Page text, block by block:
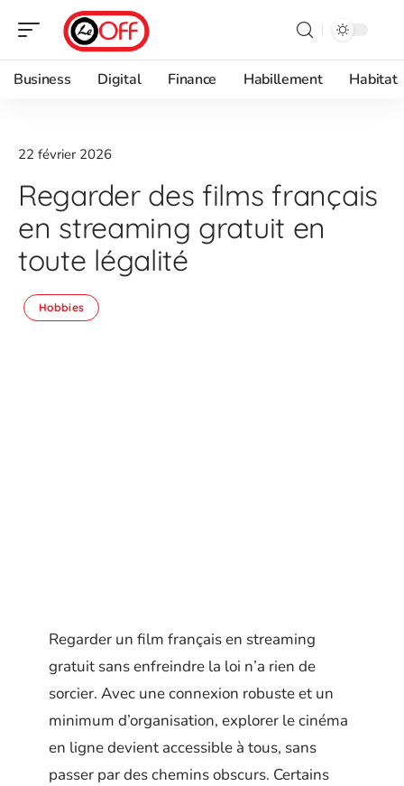
Business Digital Finance Habillement Habitat
22 février 2026
Regarder des films français
en streaming gratuit en
toute légalité
Hobbies
Regarder un film français en streaming
gratuit sans enfreindre la loi n’a rien de
sorcier. Avec une connexion robuste et un
minimum d’organisation, explorer le cinéma
en ligne devient accessible à tous, sans
passer par des chemins obscurs. Certains